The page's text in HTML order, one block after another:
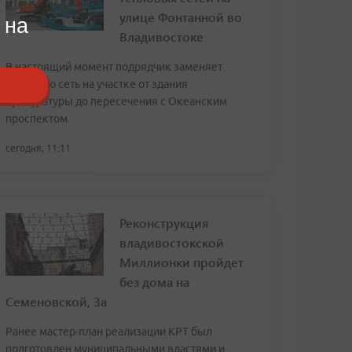
улице Фонтанной во
Владивостоке
В настоящий момент подрядчик заменяет
тепловую сеть на участке от здания
прокуратуры до пересечения с Океанским
проспектом
сегодня, 11:11
Реконструкция
владивостокской
Миллионки пройдет
без дома на
Семеновской, 3а
Ранее мастер-план реализации КРТ был
подготовлен муниципальными властями и